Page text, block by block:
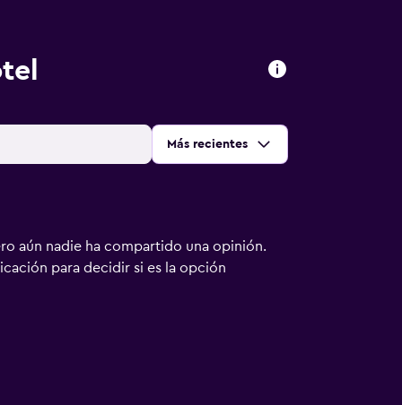
Ordenar por:
Más recientes
aún nadie ha compartido una opinión.
para decidir si es la opción